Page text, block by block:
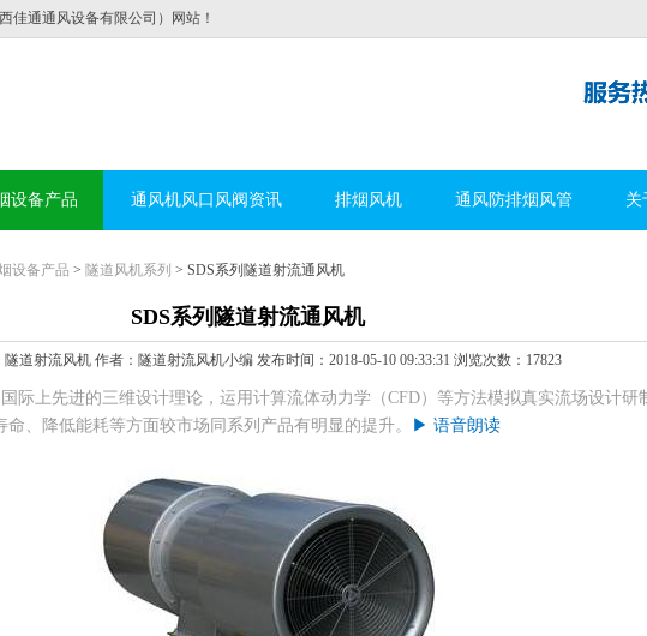
佳通通风设备有限公司）网站！
设备产品 通风机风口风阀资讯 排烟风机 通风防排烟风管 关
设备产品 > 隧道风机系列 > SDS系列隧道射流通风机
SDS系列隧道射流通风机
道射流风机 作者：隧道射流风机小编 发布时间：2018-05-10 09:33:31 浏览次数：17823
际上先进的三维设计理论，运用计算流体动力学（CFD）等方法模拟真实流场设计研
、降低能耗等方面较市场同系列产品有明显的提升。
▶ 语音朗读